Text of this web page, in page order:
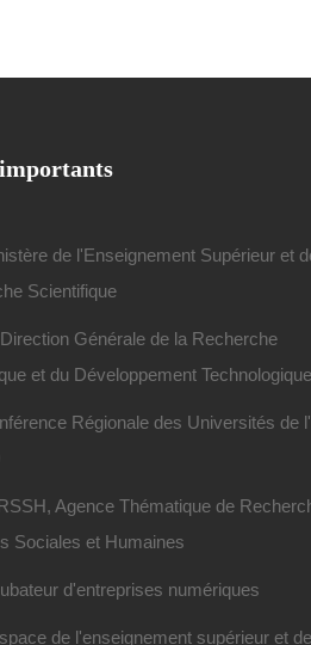
de l'Enseignement Supérieur et
Scientifique
Générale de la Recherche
et du Développement Technologique
Régionale des Universités de
Agence Thématique de
Sociales et Humaines
d'entreprises numériques
de l'enseignement supérieur et